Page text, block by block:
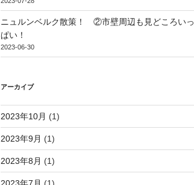
ニュルンベルク散策！ ②市壁周辺も見どころいっ
ぱい！
2023-06-30
アーカイブ
2023年10月 (1)
2023年9月 (1)
2023年8月 (1)